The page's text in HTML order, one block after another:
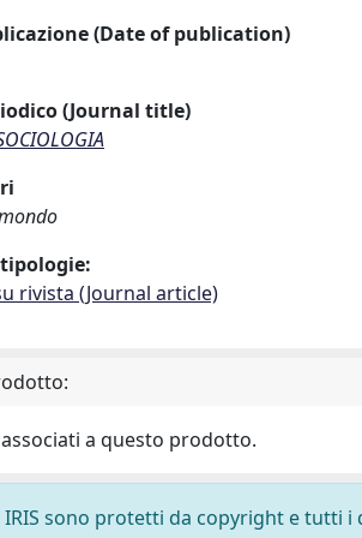
(Date of publication)
(Journal title)
rivista (Journal article)
a questo prodotto.
sono protetti da copyright e tutti